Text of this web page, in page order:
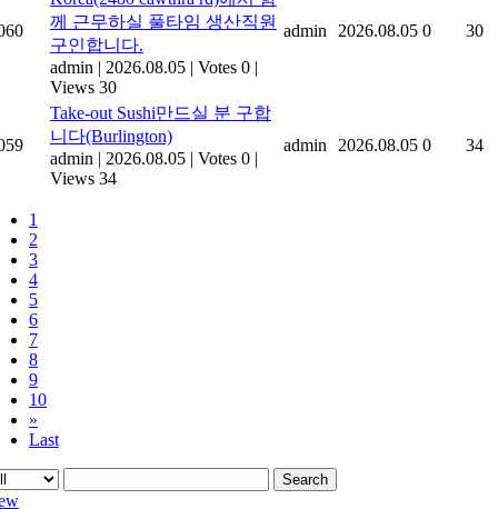
께 근무하실 풀타임 생산직원
구인합니다.
admin | 2026.08.05 | Votes 0 |
Views 30
admin 2026.08.05 0 30
Take-out Sushi만드실 분 구합
니다(Burlington)
admin | 2026.08.05 | Votes 0 |
Views 34
admin 2026.08.05 0 34
1
2
3
4
5
6
7
8
9
10
»
Last
Search